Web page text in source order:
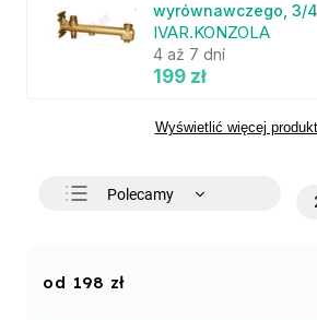
wyrównawczego, 3/
IVAR.KONZOLA
4 až 7 dní
199 zł
Wyświetlić więcej
Polecamy
198 zł